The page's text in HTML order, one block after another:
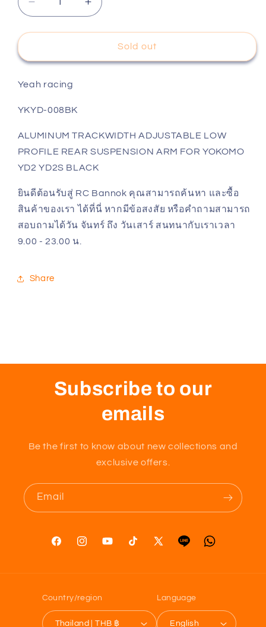
Decrease
quantity
for
racing
008BK
TRACKWIDTH
LOW
PROFILE
REAR
ARM
FOR
YOKOMO
YD2
YD2S
Increase
quantity
for
racing
LOW
PROFILE
REAR
ARM
FOR
YOKOMO
YD2
Sold out
Yeah racing
YKYD-008BK
ALUMINUM TRACKWIDTH ADJUSTABLE LOW
PROFILE REAR SUSPENSION ARM FOR YOKOMO
YD2 YD2S BLACK
ยินดีต้อนรับสู่ RC Bannok คุณสามารถค้นหา และซื้อ
สินค้าของเรา ได้ที่นี่ หากมีข้อสงสัย หรือคำถามสามารถ
สอบถามได้วัน จันทร์ ถึง วันเสาร์ สนทนากับเราเวลา
9.00 - 23.00 น.
Share
Subscribe to our
emails
Be the first to know about new collections and
exclusive offers.
Email
FacebookInstagramYouTubeTikTok X
TumblrVimeo
Country/region
Thailand | THB ฿
Language
English